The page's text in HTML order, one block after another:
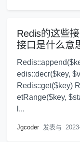
Redis的这些
接口是什么意
edis::decr($key,
Redis::get($key)
etRange($key,
l...
Jgcoder 发表与